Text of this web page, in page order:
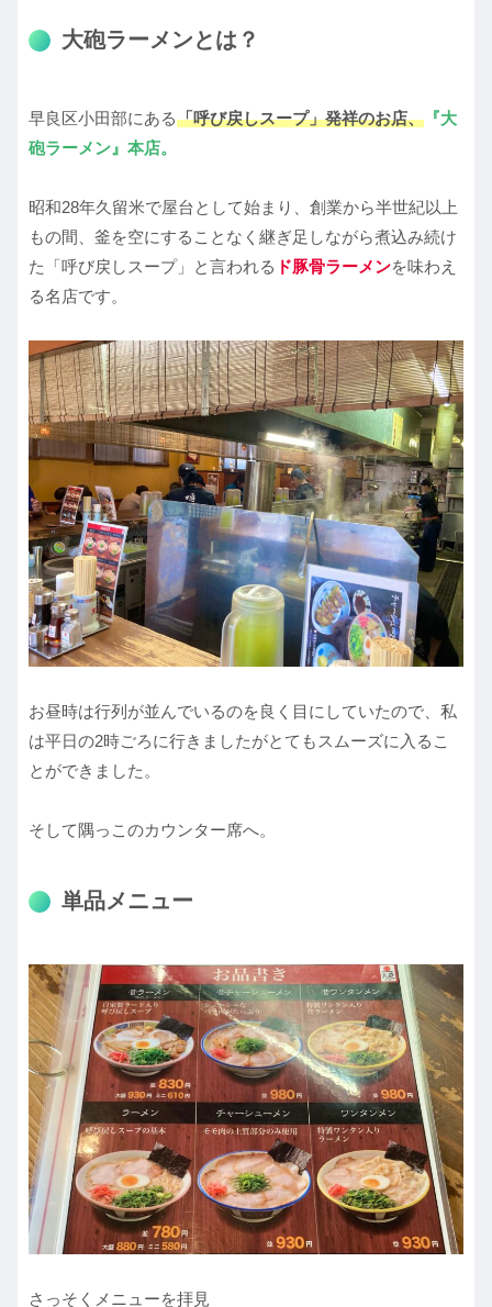
大砲ラーメンとは？
早良区小田部にある「呼び戻しスープ」発祥のお店、 『大
砲ラーメン』本店。
昭和28年久留米で屋台として始まり、創業から半世紀以上
もの間、釜を空にすることなく継ぎ足しながら煮込み続け
た「呼び戻しスープ」と言われる ド豚骨ラーメンを味わえ
る名店です。
お昼時は行列が並んでいるのを良く目にしていたので、私
は平日の2時ごろに行きましたがとてもスムーズに入るこ
とができました。
そして隅っこのカウンター席へ。
単品メニュー
さっそくメニューを拝見